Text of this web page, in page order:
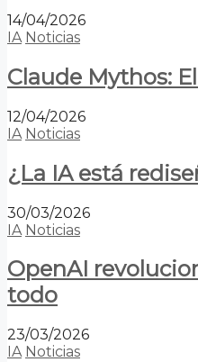
14/04/2026
IA Noticias
Claude Mythos:
12/04/2026
IA Noticias
¿La IA está
30/03/2026
IA Noticias
OpenAI
todo
23/03/2026
IA Noticias